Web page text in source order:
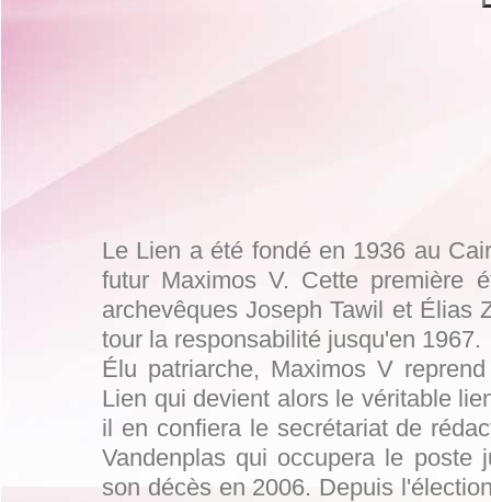
Le Lien a été fondé en 1936 au
futur Maximos V. Cette première
archevêques Joseph Tawil et Élias
tour la responsabilité jusqu'en 1967.
Élu patriarche, Maximos V
Lien qui devient alors le véritable
il en confiera le secrétariat de
Vandenplas qui occupera le poste
son décès en 2006. Depuis